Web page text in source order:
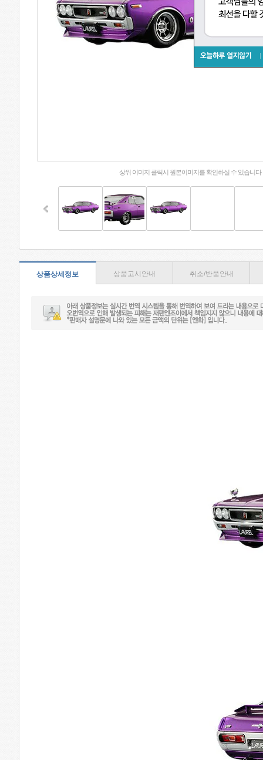
상위 이미지 클릭시 원본이미지를 확인하실 수 있습니다
상품상세정보 상품고시안내 취소/반품안내